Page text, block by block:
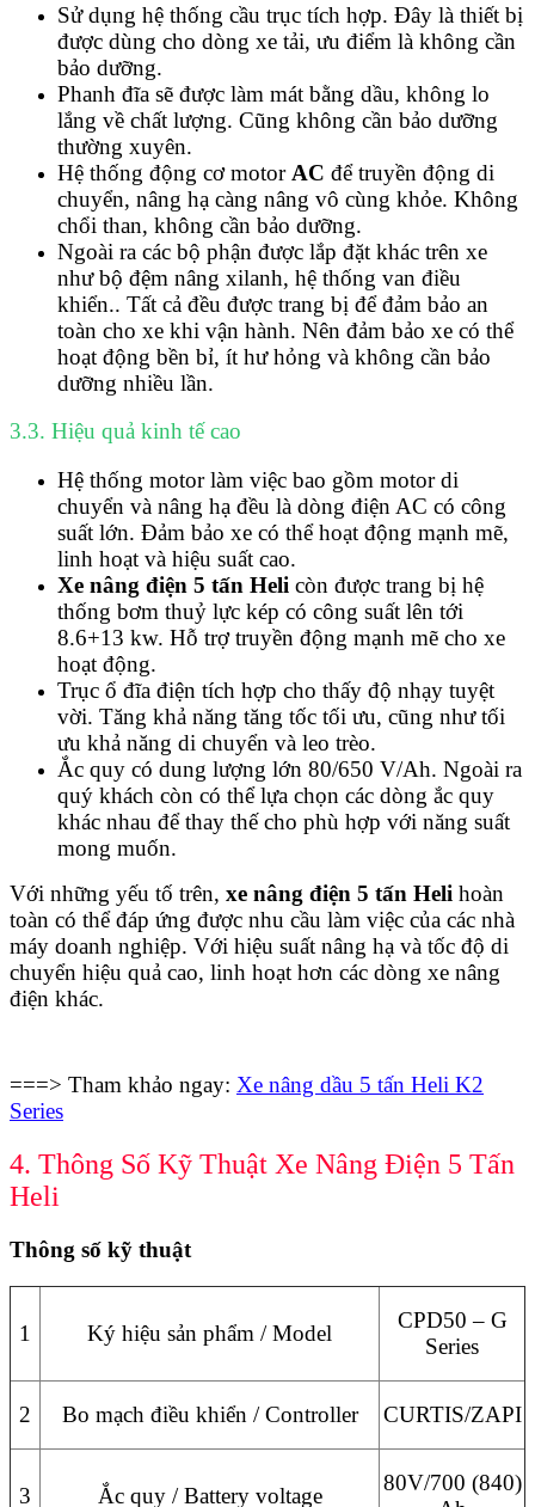
Sử dụng hệ thống cầu trục tích hợp. Đây là thiết bị
được dùng cho dòng xe tải, ưu điểm là không cần
bảo dưỡng.
Phanh đĩa sẽ được làm mát bằng dầu, không lo
lắng về chất lượng. Cũng không cần bảo dưỡng
thường xuyên.
Hệ thống động cơ motor AC để truyền động di
chuyển, nâng hạ càng nâng vô cùng khỏe. Không
chổi than, không cần bảo dưỡng.
Ngoài ra các bộ phận được lắp đặt khác trên xe
như bộ đệm nâng xilanh, hệ thống van điều
khiển.. Tất cả đều được trang bị để đảm bảo an
toàn cho xe khi vận hành. Nên đảm bảo xe có thể
hoạt động bền bỉ, ít hư hỏng và không cần bảo
dưỡng nhiều lần.
3.3. Hiệu quả kinh tế cao
Hệ thống motor làm việc bao gồm motor di
chuyển và nâng hạ đều là dòng điện AC có công
suất lớn. Đảm bảo xe có thể hoạt động mạnh mẽ,
linh hoạt và hiệu suất cao.
Xe nâng điện 5 tấn Heli còn được trang bị hệ
thống bơm thuỷ lực kép có công suất lên tới
8.6+13 kw. Hỗ trợ truyền động mạnh mẽ cho xe
hoạt động.
Trục ổ đĩa điện tích hợp cho thấy độ nhạy tuyệt
vời. Tăng khả năng tăng tốc tối ưu, cũng như tối
ưu khả năng di chuyển và leo trèo.
Ắc quy có dung lượng lớn 80/650 V/Ah. Ngoài ra
quý khách còn có thể lựa chọn các dòng ắc quy
khác nhau để thay thế cho phù hợp với năng suất
mong muốn.
Với những yếu tố trên, xe nâng điện 5 tấn Heli hoàn
toàn có thể đáp ứng được nhu cầu làm việc của các nhà
máy doanh nghiệp. Với hiệu suất nâng hạ và tốc độ di
chuyển hiệu quả cao, linh hoạt hơn các dòng xe nâng
điện khác.
===> Tham khảo ngay: Xe nâng dầu 5 tấn Heli K2
Series
4. Thông Số Kỹ Thuật Xe Nâng Điện 5 Tấn
Heli
Thông số kỹ thuật
1 Ký hiệu sản phẩm / Model
CPD50 – G
Series
2 Bo mạch điều khiển / Controller CURTIS/ZAPI
3 Ắc quy / Battery voltage
80V/700 (840)